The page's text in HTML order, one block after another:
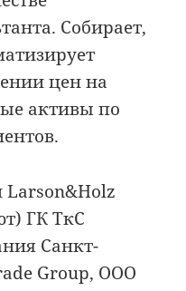
Собирает,
цен на
активы по
ГК ТкС
Санкт-
Group, ООО